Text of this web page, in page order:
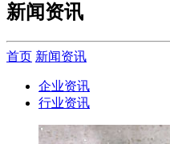
新闻资讯
首页 新闻资讯
企业资讯
行业资讯